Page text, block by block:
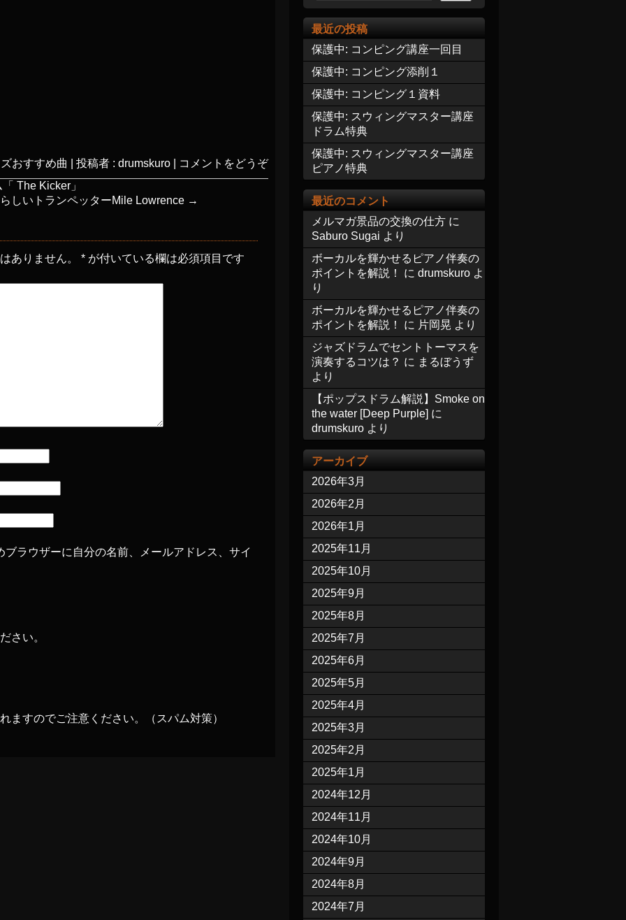
おすすめ曲 投稿者 : drumskuro
コメントをどうぞ
The Kicker」
しいトランペッターMile Lowrence →
ありません。 * が付いている欄は必須項目です
ラウザーに自分の名前、メールアドレス、サイ
さい。
ますのでご注意ください。（スパム対策）
最近の投稿
保護中: コンピング講座一回目
保護中: コンピング添削１
保護中: コンピング１資料
保護中: スウィングマスター講座
ドラム特典
保護中: スウィングマスター講座
ピアノ特典
最近のコメント
メルマガ景品の交換の仕方 に
Saburo Sugai より
ボーカルを輝かせるピアノ伴奏の
ポイントを解説！
に drumskuro よ
り
ボーカルを輝かせるピアノ伴奏の
ポイントを解説！
に 片岡晃 より
ジャズドラムでセントトーマスを
演奏するコツは？ に まるぼうず
より
【ポップスドラム解説】Smoke on
the water [Deep Purple] に
drumskuro より
アーカイブ
2026年3月
2026年2月
2026年1月
2025年11月
2025年10月
2025年9月
2025年8月
2025年7月
2025年6月
2025年5月
2025年4月
2025年3月
2025年2月
2025年1月
2024年12月
2024年11月
2024年10月
2024年9月
2024年8月
2024年7月